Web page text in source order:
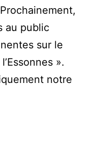
au public
sur le
».
notre